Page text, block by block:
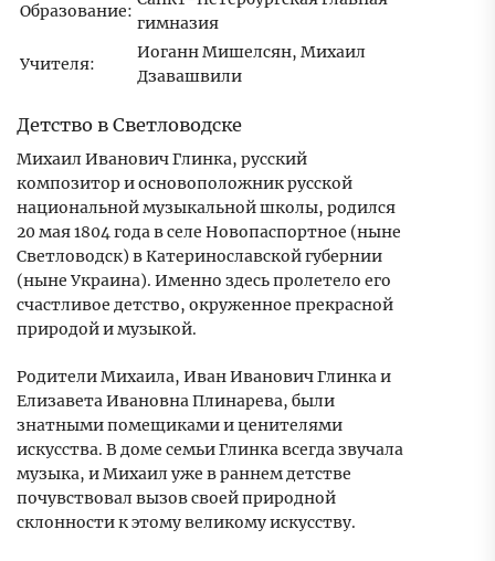
Образование:
гимназия
Учителя:
Иоганн Мишелсян, Михаил
Дзавашвили
Детство в Светловодске
Михаил Иванович Глинка, русский
композитор и основоположник русской
национальной музыкальной школы, родился
20 мая 1804 года в селе Новопаспортное (ныне
Светловодск) в Катеринославской губернии
(ныне Украина). Именно здесь пролетело его
счастливое детство, окруженное прекрасной
природой и музыкой.
Родители Михаила, Иван Иванович Глинка и
Елизавета Ивановна Плинарева, были
знатными помещиками и ценителями
искусства. В доме семьи Глинка всегда звучала
музыка, и Михаил уже в раннем детстве
почувствовал вызов своей природной
склонности к этому великому искусству.